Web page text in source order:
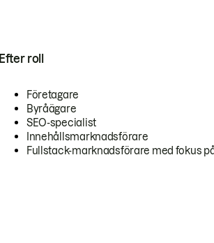
Efter roll
Företagare
Byråägare
SEO-specialist
Innehållsmarknadsförare
Fullstack-marknadsförare med fokus